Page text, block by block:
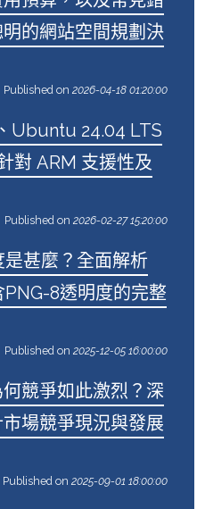
的網站空間規劃決
Published on 2026-04-18 01:20:00
Ubuntu 24.04 LTS
對 ARM 支援性及
Published on 2026-02-27 15:20:00
甚麼？全面解析
8透明度的完整
Published on 2025-12-05 16:00:00
競爭如此激烈？深
場競爭現況與發展
Published on 2025-09-01 18:00:00